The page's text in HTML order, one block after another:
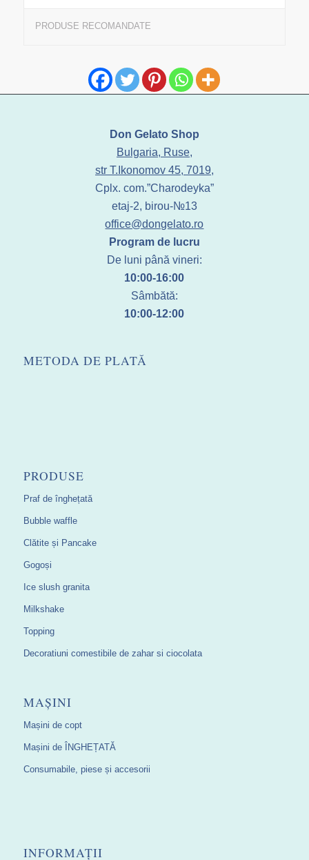
PRODUSE RECOMANDATE
Don Gelato Shop
Bulgaria, Ruse,
str T.Ikonomov 45, 7019,
Cplx. com.”Charodeyka”
etaj-2, birou-№13
office@dongelato.ro
Program de lucru
De luni până vineri:
10:00-16:00
Sâmbătă:
10:00-12:00
METODA DE PLATĂ
PRODUSE
Praf de înghețată
Bubble waffle
Clătite și Pancake
Gogoși
Ice slush granita
Milkshake
Topping
Decoratiuni comestibile de zahar si ciocolata
MAȘINI
Mașini de copt
Mașini de ÎNGHEȚATĂ
Consumabile, piese și accesorii
INFORMAȚII